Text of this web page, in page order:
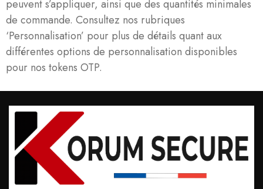
peuvent s’appliquer, ainsi que des quantités minimales
de commande. Consultez nos rubriques
‘Personnalisation’ pour plus de détails quant aux
différentes options de personnalisation disponibles
pour nos tokens OTP.